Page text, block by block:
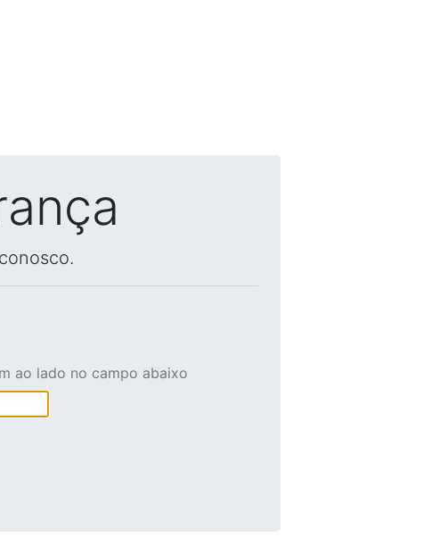
ao lado no campo abaixo